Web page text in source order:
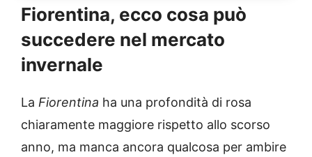
Fiorentina, ecco cosa può
succedere nel mercato
invernale
La Fiorentina ha una profondità di rosa
chiaramente maggiore rispetto allo scorso
anno, ma manca ancora qualcosa per ambire